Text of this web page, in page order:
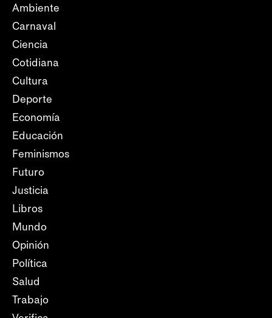
Ambiente
Carnaval
Ciencia
Cotidiana
Cultura
Deporte
Economía
Educación
Feminismos
Futuro
Justicia
Libros
Mundo
Opinión
Política
Salud
Trabajo